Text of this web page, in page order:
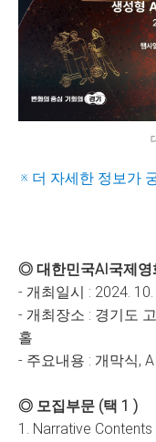
※ 더 자세한 정보가
◎ 대한민국AI국제영
- 개최일시 : 2024.
- 개최장소 : 경기도
홀
- 주요내용 : 개막식,
◎ 모집부문 (택 1 )
1. Narrative